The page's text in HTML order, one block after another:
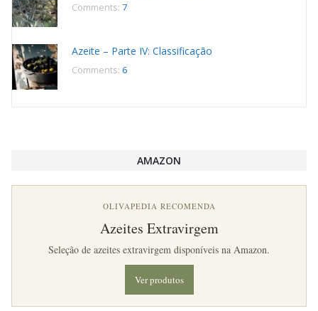
Comments: 7
Azeite – Parte IV: Classificação
Comments: 6
AMAZON
OLIVAPEDIA RECOMENDA
Azeites Extravirgem
Seleção de azeites extravirgem disponíveis na Amazon.
Ver produtos